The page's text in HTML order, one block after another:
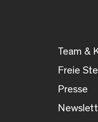
Team &
Freie
Presse